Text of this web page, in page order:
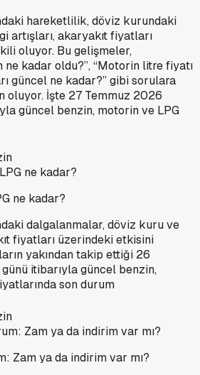
hareketlilik, döviz kurundaki
artışları, akaryakıt fiyatları
oluyor. Bu gelişmeler,
ne kadar oldu?”, “Motorin litre fiyatı
güncel ne kadar?” gibi sorulara
oluyor. İşte 27 Temmuz 2026
güncel benzin, motorin ve LPG
ne kadar?
dalgalanmalar, döviz kuru ve
fiyatları üzerindeki etkisini
yakından takip ettiği 26
itibarıyla güncel benzin,
son durum
Zam ya da indirim var mı?